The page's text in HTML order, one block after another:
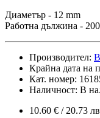
Диаметър - 12 mm
Работна дължина -
Производител:
Крайна дата на
Кат. номер:
Наличност: В
10.60 € / 20.73